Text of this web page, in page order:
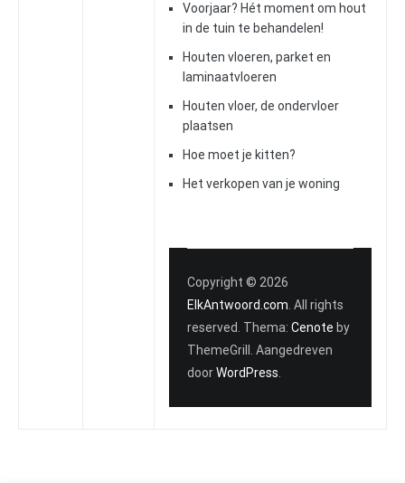
Voorjaar? Hét moment om hout
in de tuin te behandelen!
Houten vloeren, parket en
laminaatvloeren
Houten vloer, de ondervloer
plaatsen
Hoe moet je kitten?
Het verkopen van je woning
Copyright © 2026
ElkAntwoord.com . All rights
reserved. Thema: Cenote by
ThemeGrill. Aangedreven
doorWordPress